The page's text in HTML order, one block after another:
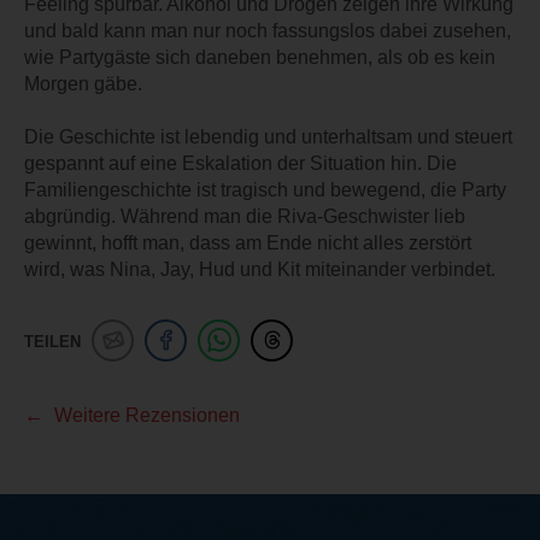
und bald kann man nur noch fassungslos dabei zusehen,
wie Partygäste sich daneben benehmen, als ob es kein
Morgen gäbe.
Die Geschichte ist lebendig und unterhaltsam und steuert
gespannt auf eine Eskalation der Situation hin. Die
Familiengeschichte ist tragisch und bewegend, die Party
abgründig. Während man die Riva-Geschwister lieb
gewinnt, hofft man, dass am Ende nicht alles zerstört
wird, was Nina, Jay, Hud und Kit miteinander verbindet.
TEILEN
Weitere Rezensionen